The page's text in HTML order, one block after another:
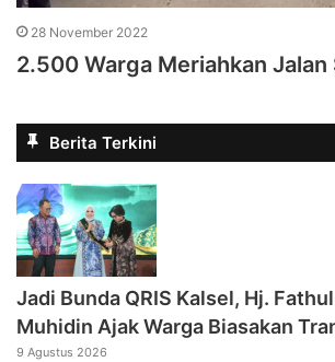
28 November 2022
2.500 Warga Meriahkan Jalan
Berita Terkini
Jadi Bunda QRIS Kalsel, Hj.
Muhidin Ajak Warga Biasakan
9 Agustus 2026